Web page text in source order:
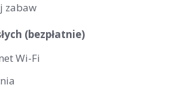
zabaw
(bezpłatnie)
Wi-Fi